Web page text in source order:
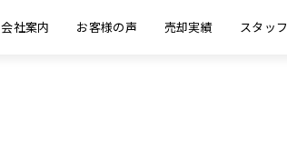
会社案内 お客様の声 売却実績 スタッ